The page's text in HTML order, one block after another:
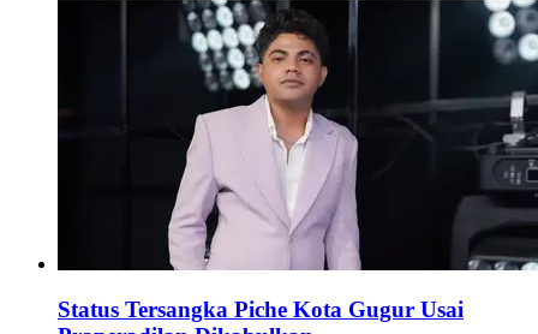
Status Tersangka Piche Kota Gugur Usai